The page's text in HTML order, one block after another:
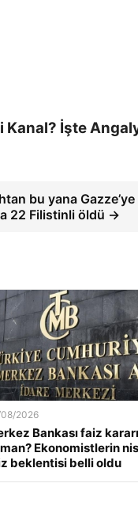
Kanal? İşte
bu yana Gazze’ye
22 Filistinli öldü →
2026
Bankası faiz
Ekonomistlerin
beklentisi belli oldu